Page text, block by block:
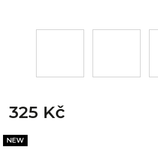
325 Kč
NEW